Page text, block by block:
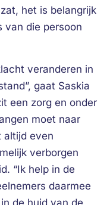
het is belangrijk
van die persoon
veranderen in
gaat Saskia
een zorg en onder
moet naar
altijd even
verborgen
“Ik help in de
daarmee
de huid van de